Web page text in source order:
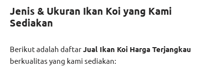
Jenis & Ukuran Ikan Koi yang Kami
Sediakan
Berikut adalah daftarJual Ikan Koi Harga Terjangkau
berkualitas yang kami sediakan: